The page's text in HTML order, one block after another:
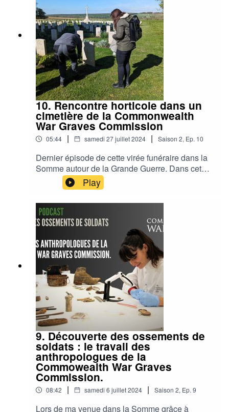
10. Rencontre horticole dans un
cimetière de la Commonwealth
War Graves Commission
05:44 | samedi 27 juillet 2024 | Saison 2, Ep. 10
Dernier épisode de cette virée funéraire dans la
Somme autour de la Grande Guerre. Dans cet
épisode je vous parle des grands changements
de méthodes pour entretenir ces cimetières
jardins implantés dans le monde entier. La page
dédiée à l'horticulture de la CGWC :
https://www.cwgc.org/our-work/caring-for-our-
sites/horticulture/ La vidéo Youtube :
https://youtu.be/6UcXvQeu4eQ Hébergé par
Ausha. Visitez ausha.co/politique-de-
confidentialite pour plus d'informations.
Play
9. Découverte des ossements de
soldats : le travail des
anthropologues de la
Commowealth War Graves
Commission.
08:42 | samedi 6 juillet 2024 | Saison 2, Ep. 9
Lors de ma venue dans la Somme grâce à